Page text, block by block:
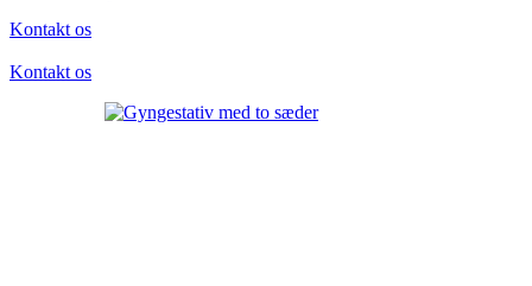
Kontakt os
Kontakt os